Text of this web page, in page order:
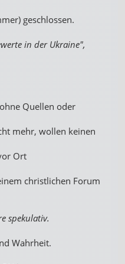
geschlossen.
in der Ukraine",
Quellen oder
mehr, wollen keinen
Ort
christlichen Forum
spekulativ.
Wahrheit.